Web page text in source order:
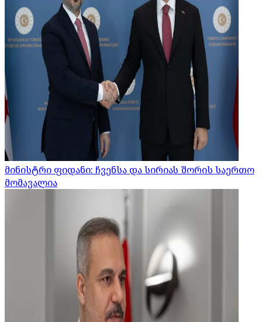
მინისტრი ფიდანი: ჩვენსა და სირიას შორის საერთო
მომავალია